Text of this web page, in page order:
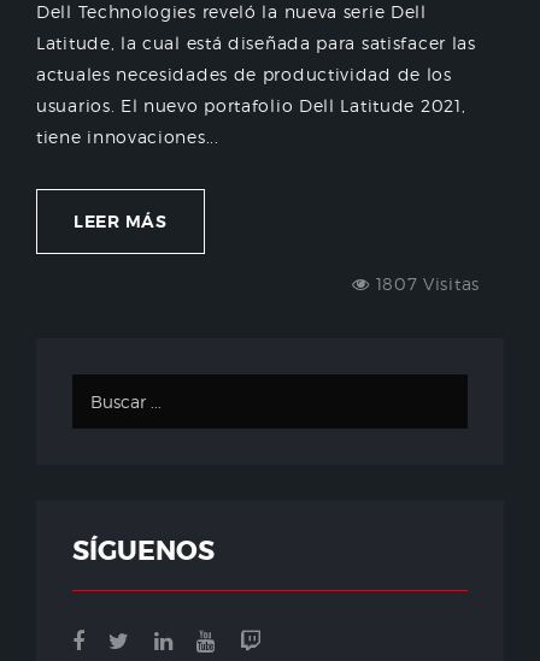
Dell Technologies reveló la nueva serie Dell
Latitude, la cual está diseñada para satisfacer las
actuales necesidades de productividad de los
usuarios. El nuevo portafolio Dell Latitude 2021,
tiene innovaciones...
LEER MÁS
1807 Visitas
SÍGUENOS